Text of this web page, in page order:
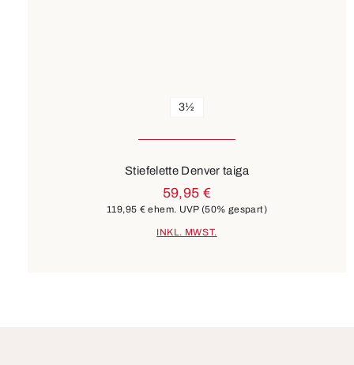
3½
Stiefelette Denver taiga
59,95 €
119,95 € ehem. UVP(50% gespart)
INKL. MWST.